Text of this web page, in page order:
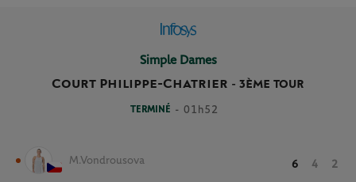
Simple Dames
Court Philippe-Chatrier - 3ÈME TOUR
TERMINÉ - 01h52
M.Vondrousova 6 4 2